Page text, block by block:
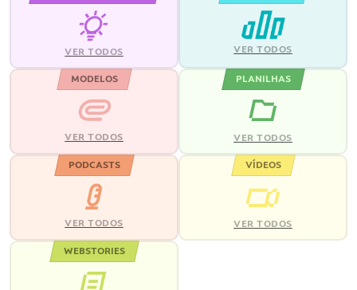
VER TODOS VER TODOS
MODELOS
VER TODOS
PLANILHAS
VER TODOS
PODCASTS
VER TODOS
VÍDEOS
VER TODOS
WEBSTORIES